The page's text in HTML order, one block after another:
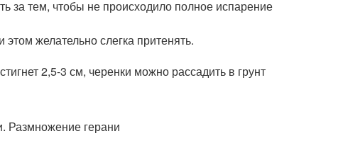
за тем, чтобы не происходило полное испарение
желательно слегка притенять.
2,5-3 см, черенки можно рассадить в грунт